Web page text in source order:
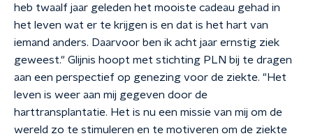
heb twaalf jaar geleden het mooiste cadeau gehad in
het leven wat er te krijgen is en dat is het hart van
iemand anders. Daarvoor ben ik acht jaar ernstig ziek
geweest." Glijnis hoopt met stichting PLN bij te dragen
aan een perspectief op genezing voor de ziekte. "Het
leven is weer aan mij gegeven door de
harttransplantatie. Het is nu een missie van mij om de
wereld zo te stimuleren en te motiveren om de ziekte